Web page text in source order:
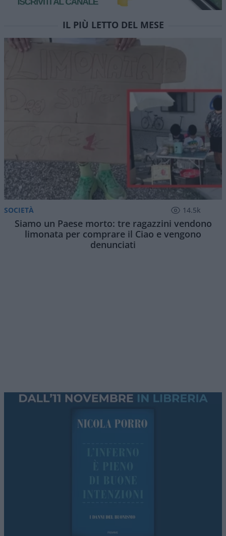
IL PIÙ LETTO DEL MESE
SOCIETÀ 14.5k
Siamo un Paese morto: tre ragazzini vendono
limonata per comprare il Ciao e vengono
denunciati